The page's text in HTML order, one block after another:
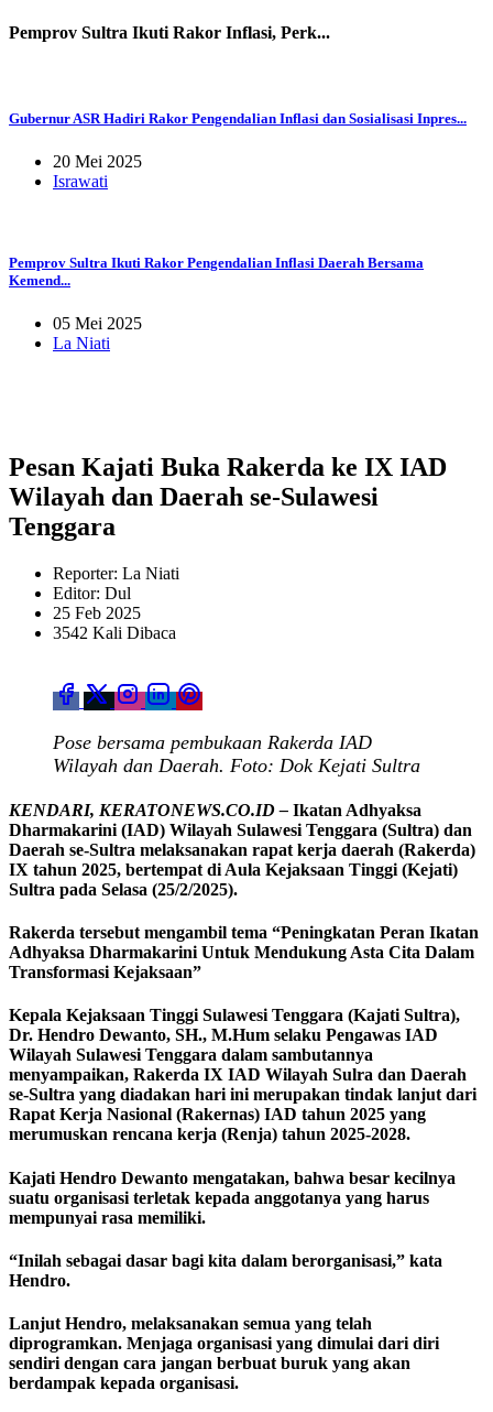
Pemprov Sultra Ikuti Rakor Inflasi, Perk...
Gubernur ASR Hadiri Rakor Pengendalian Inflasi dan Sosialisasi Inpres...
20 Mei 2025
Israwati
Pemprov Sultra Ikuti Rakor Pengendalian Inflasi Daerah Bersama
Kemend...
05 Mei 2025
La Niati
Pesan Kajati Buka Rakerda ke IX IAD
Wilayah dan Daerah se-Sulawesi
Tenggara
Reporter: La Niati
Editor: Dul
25 Feb 2025
3542 Kali Dibaca
Pose bersama pembukaan Rakerda IAD
Wilayah dan Daerah. Foto: Dok Kejati Sultra
KENDARI, KERATONEWS.CO.ID – Ikatan Adhyaksa
Dharmakarini (IAD) Wilayah Sulawesi Tenggara (Sultra) dan
Daerah se-Sultra melaksanakan rapat kerja daerah (Rakerda)
IX tahun 2025, bertempat di Aula Kejaksaan Tinggi (Kejati)
Sultra pada Selasa (25/2/2025).
Rakerda tersebut mengambil tema “Peningkatan Peran Ikatan
Adhyaksa Dharmakarini Untuk Mendukung Asta Cita Dalam
Transformasi Kejaksaan”
Kepala Kejaksaan Tinggi Sulawesi Tenggara (Kajati Sultra),
Dr. Hendro Dewanto, SH., M.Hum selaku Pengawas IAD
Wilayah Sulawesi Tenggara dalam sambutannya
menyampaikan, Rakerda IX IAD Wilayah Sulra dan Daerah
se-Sultra yang diadakan hari ini merupakan tindak lanjut dari
Rapat Kerja Nasional (Rakernas) IAD tahun 2025 yang
merumuskan rencana kerja (Renja) tahun 2025-2028.
Kajati Hendro Dewanto mengatakan, bahwa besar kecilnya
suatu organisasi terletak kepada anggotanya yang harus
mempunyai rasa memiliki.
“Inilah sebagai dasar bagi kita dalam berorganisasi,” kata
Hendro.
Lanjut Hendro, melaksanakan semua yang telah
diprogramkan. Menjaga organisasi yang dimulai dari diri
sendiri dengan cara jangan berbuat buruk yang akan
berdampak kepada organisasi.